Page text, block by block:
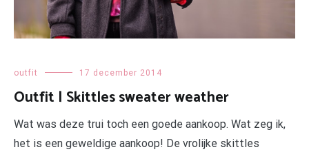
outfit 17 december 2014
Outfit | Skittles sweater weather
Wat was deze trui toch een goede aankoop. Wat zeg ik,
het is een geweldige aankoop! De vrolijke skittles